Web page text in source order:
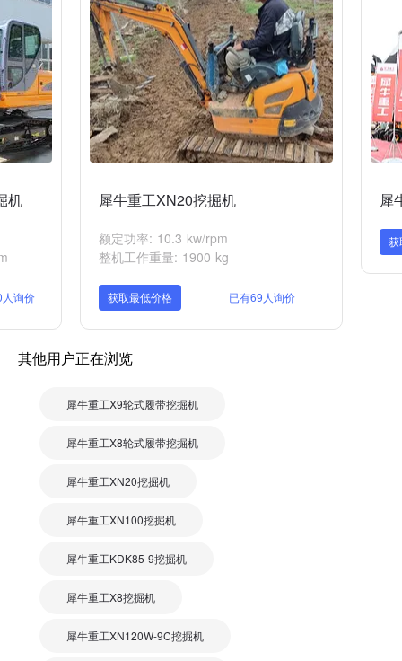
机
询价
犀牛重工XN20挖掘机
额定功率: 10.3 kw/rpm
整机工作重量: 1900 kg
获取最低价格 已有69人询价
犀
获
其他用户正在浏览
犀牛重工X9轮式履带挖掘机
犀牛重工X8轮式履带挖掘机
犀牛重工XN20挖掘机
犀牛重工XN100挖掘机
犀牛重工KDK85-9挖掘机
犀牛重工X8挖掘机
犀牛重工XN120W-9C挖掘机